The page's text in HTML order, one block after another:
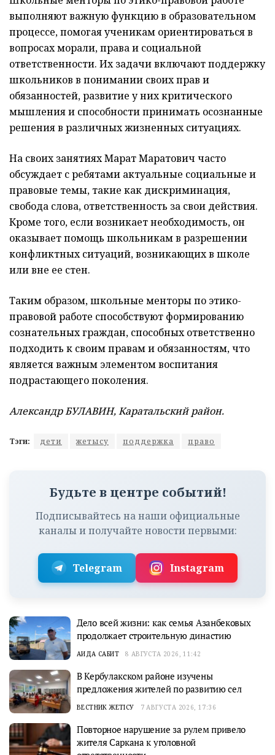
выполняют важную функцию в образовательном
процессе, помогая ученикам ориентироваться в
вопросах морали, права и социальной
ответственности. Их задачи включают поддержку
школьников в понимании своих прав и
обязанностей, развитие у них критического
мышления и способности принимать осознанные
решения в различных жизненных ситуациях.
На своих занятиях Марат Маратович часто
обсуждает с ребятами актуальные социальные и
правовые темы, такие как дискриминация,
свобода слова, ответственность за свои действия.
Кроме того, если возникает необходимость, он
оказывает помощь школьникам в разрешении
конфликтных ситуаций, возникающих в школе
или вне ее стен.
Таким образом, школьные менторы по этико-
правовой работе способствуют формированию
сознательных граждан, способных ответственно
подходить к своим правам и обязанностям, что
является важным элементом воспитания
подрастающего поколения.
Александр БУЛАВИН, Каратальский район.
Тэги: дети жетысу поддержка право
Будьте в центре событий!
Подписывайтесь на наши официальные
каналы и получайте новости первыми:
Telegram Instagram
Дело всей жизни: как семья Азанбековых
продолжает строительную династию
АИДА САБИТ 8 АВГУСТА 2026, 11:42
В Кербулакском районе изучены
предложения жителей по развитию сел
ВЕСТНИК ЖЕТІСУ 7 АВГУСТА 2026, 17:36
Повторное нарушение за рулем привело
жителя Саркана к уголовной